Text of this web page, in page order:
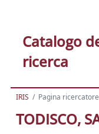
Catalogo
ricerca
IRIS Pagina ricercatore
TODISCO,